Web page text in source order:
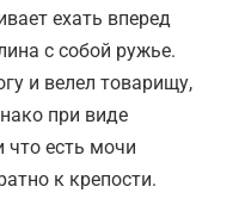
ехать вперед
с собой ружье.
и велел товарищу,
при виде
что есть мочи
к крепости.